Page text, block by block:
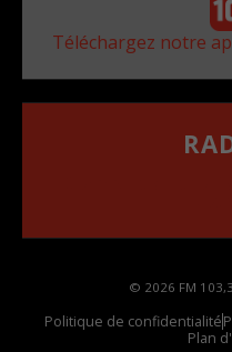
Téléchargez notre
© 2026 FM
Politique de confidentialité
Plan